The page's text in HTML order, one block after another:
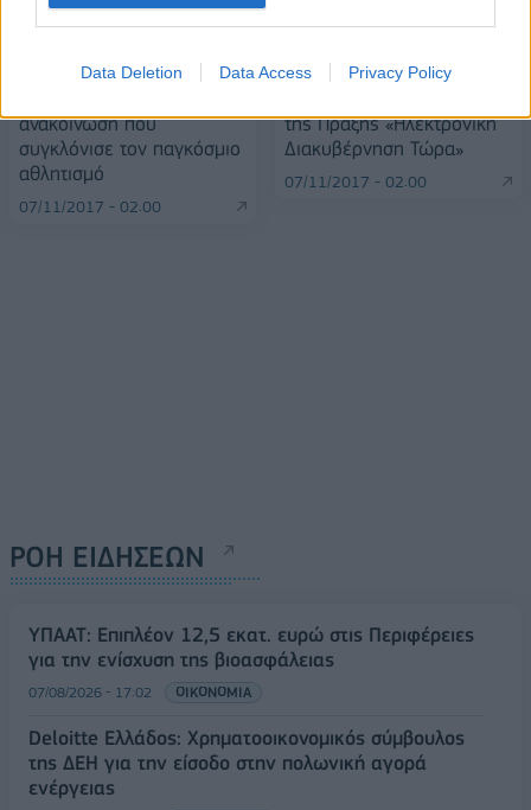
Data Deletion Data Access Privacy Policy
ανακοίνωση που
συγκλόνισε τον παγκόσμιο
αθλητισμό
07/11/2017 - 02:00
της Πράξης «Ηλεκτρονική
Διακυβέρνηση Τώρα»
07/11/2017 - 02:00
ΡΟΗ ΕΙΔΗΣΕΩΝ
ΥΠΑΑΤ: Επιπλέον 12,5 εκατ. ευρώ στις Περιφέρειες
για την ενίσχυση της βιοασφάλειας
07/08/2026 - 17:02 ΟΙΚΟΝΟΜΙΑ
Deloitte Ελλάδος: Χρηματοοικονομικός σύμβουλος
της ΔΕΗ για την είσοδο στην πολωνική αγορά
ενέργειας